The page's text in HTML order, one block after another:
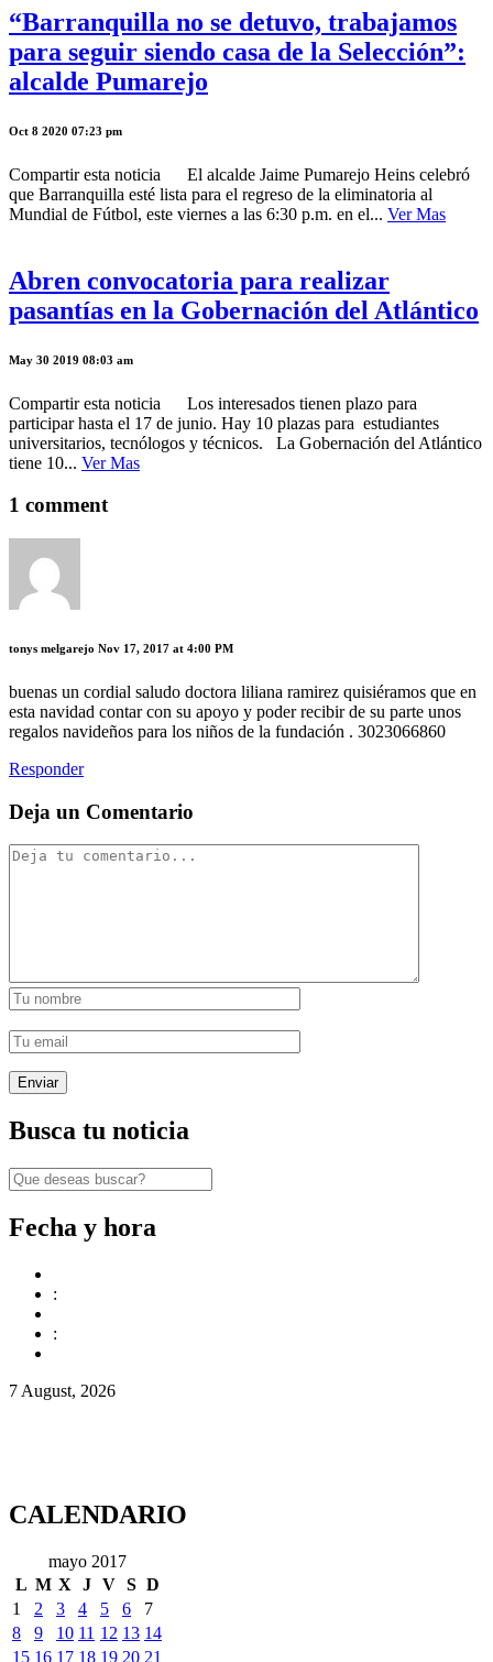
“Barranquilla no se detuvo, trabajamos
para seguir siendo casa de la Selección”:
alcalde Pumarejo
Oct 8 2020 07:23 pm
Compartir esta noticia El alcalde Jaime Pumarejo Heins celebró
que Barranquilla esté lista para el regreso de la eliminatoria al
Mundial de Fútbol, este viernes a las 6:30 p.m. en el... Ver Mas
Abren convocatoria para realizar
pasantías en la Gobernación del Atlántico
May 30 2019 08:03 am
Compartir esta noticia Los interesados tienen plazo para
participar hasta el 17 de junio. Hay 10 plazas para estudiantes
universitarios, tecnólogos y técnicos. La Gobernación del Atlántico
tiene 10... Ver Mas
1 comment
tonys melgarejo Nov 17, 2017 at 4:00 PM
buenas un cordial saludo doctora liliana ramirez quisiéramos que en
esta navidad contar con su apoyo y poder recibir de su parte unos
regalos navideños para los niños de la fundación . 3023066860
Responder
Deja un Comentario
Busca tu noticia
Fecha y hora
:
:
7 August, 2026
CALENDARIO
mayo 2017
L M X J V S D
1
2 3 4 5 6
7
8
9 10 11 12 13 14
15 16 17 18 19 20 21